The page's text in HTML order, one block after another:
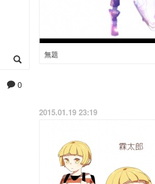
0
無題
2015.01.19 23:19